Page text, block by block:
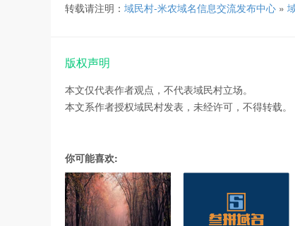
转载请注明： 域民村-米农域名信息交流发布中心 »
版权声明
本文仅代表作者观点，不代表域民村立场。
本文系作者授权域民村发表，未经许可，不得转载。
你可能喜欢: